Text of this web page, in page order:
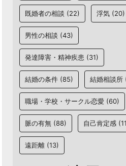
既婚者の相談 (22) 浮気 (20)
男性の相談 (43)
発達障害・精神疾患 (31)
結婚の条件 (85) 結婚相談所
職場・学校・サークル恋愛 (60)
脈の有無 (88) 自己肯定感
遠距離 (13)